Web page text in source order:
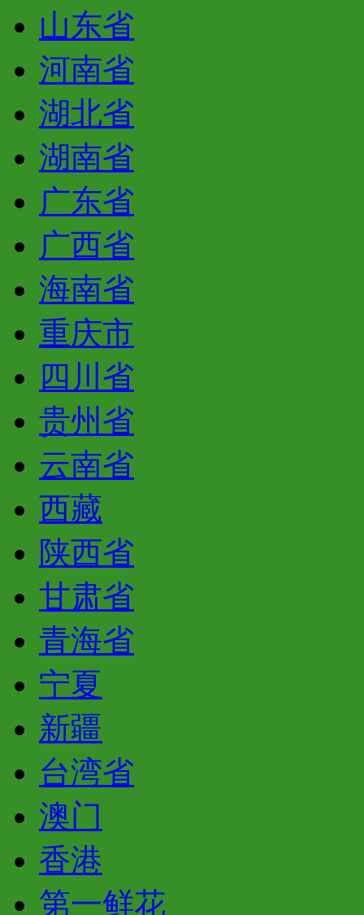
山东省
河南省
湖北省
湖南省
广东省
广西省
海南省
重庆市
四川省
贵州省
云南省
西藏
陕西省
甘肃省
青海省
宁夏
新疆
台湾省
澳门
香港
第一鲜花